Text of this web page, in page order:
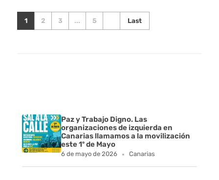
1 2 3 ... 5 Last
Paz y Trabajo Digno. Las
organizaciones de izquierda en
Canarias llamamos a la movilización
este 1º de Mayo
6 de mayo de 2026 Canarias